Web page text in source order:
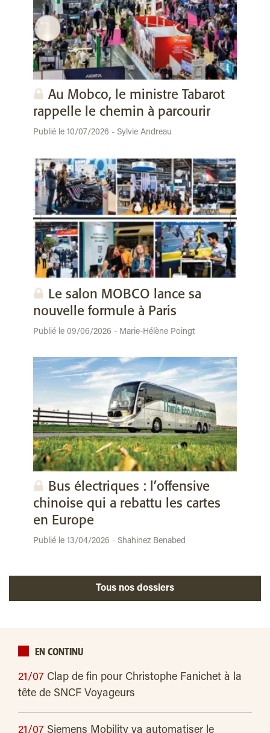
Au Mobco, le ministre Tabarot
rappelle le chemin à parcourir
Publié le 10/07/2026 - Sylvie Andreau
Le salon MOBCO lance sa
nouvelle formule à Paris
Publié le 09/06/2026 - Marie-Hélène Poingt
Bus électriques : l’offensive
chinoise qui a rebattu les cartes
en Europe
Publié le 13/04/2026 - Shahinez Benabed
Tous nos dossiers
EN CONTINU
21/07 Clap de fin pour Christophe Fanichet à la
tête de SNCF Voyageurs
21/07 Siemens Mobility va automatiser le